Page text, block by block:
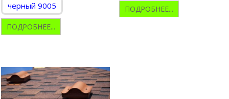
черный 9005
ПОДРОБНЕЕ...
ПОДРОБНЕЕ...